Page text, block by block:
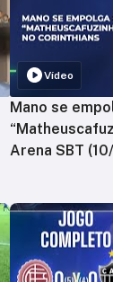
Vídeo
Mano se
Arena SBT